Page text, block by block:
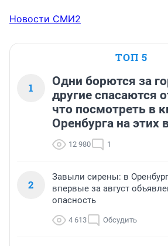
Новости СМИ2
ТОП 5
1
Одни борются за
другие спасаются
что посмотреть в
Оренбурга на этих
12 980 1
2
Завыли сирены: в
впервые за август
опасность
4 613 Обсудить